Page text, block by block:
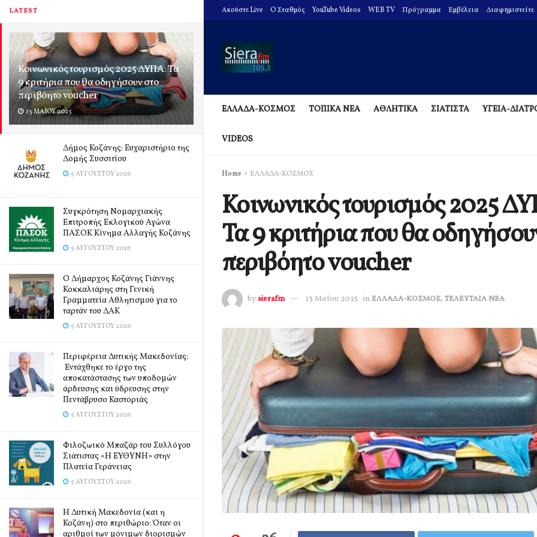
LATEST
Κοινωνικός τουρισμός 2025 ΔΥΠΑ: Τα
9 κριτήρια που θα οδηγήσουν στο
περιβόητο voucher
13 ΜΑΪ́ΟΥ 2025
Δήμος Κοζάνης: Ευχαριστήριο της
Δομής Συσσιτίου
5 ΑΥΓΟΎΣΤΟΥ 2026
Συγκρότηση Νομαρχιακής
Επιτροπής Εκλογικού Αγώνα
ΠΑΣΟΚ Κίνημα Αλλαγής Κοζάνης
5 ΑΥΓΟΎΣΤΟΥ 2026
Ο Δήμαρχος Κοζάνης Γιάννης
Κοκκαλιάρης στη Γενική
Γραμματεία Αθλητισμού για το
ταρτάν του ΔΑΚ
5 ΑΥΓΟΎΣΤΟΥ 2026
Περιφέρεια Δυτικής Μακεδονίας:
Εντάχθηκε το έργο της
αποκατάστασης των υποδομών
άρδευσης και ύδρευσης στην
Πεντάβρυσο Καστοριάς
5 ΑΥΓΟΎΣΤΟΥ 2026
Φιλοζωικό Μπαζάρ του Συλλόγου
Σιάτιστας «Η ΕΥΘΥΝΗ» στην
Πλατεία Γεράνειας
5 ΑΥΓΟΎΣΤΟΥ 2026
Η Δυτική Μακεδονία (και η
Κοζάνη) στο περιθώριο: Όταν οι
αριθμοί των μόνιμων διορισμών
Ακούστε Live O Σταθμός YouTube Videos WEB TV Πρόγραμμα Εμβέλεια Διαφημιστείτε
ΕΛΛΑΔΑ-ΚΟΣΜΟΣ ΤΟΠΙΚΑ ΝΕΑ ΑΘΛΗΤΙΚΑ ΣΙΑΤΙΣΤΑ ΥΓΕΙΑ-
VIDEOS
Home ΕΛΛΑΔΑ-ΚΟΣΜΟΣ
Κοινωνικός τουρισμός 2025
Τα 9 κριτήρια που θα
περιβόητο voucher
by sierafm 13 Μαΐου 2025 in ΕΛΛΑΔΑ-ΚΟΣΜΟΣ, ΤΕΛΕΥΤΑΙΑ ΝΕΑ